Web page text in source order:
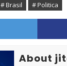
# Brasil # Politica
About